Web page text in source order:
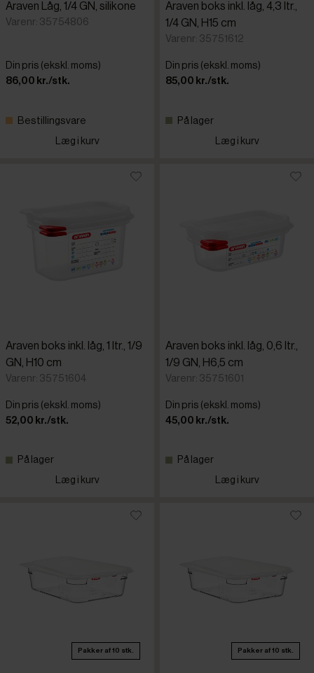
Araven Låg, 1/4 GN, silikone
Varenr: 35754806
Din pris (ekskl. moms)
86,00 kr./stk.
Bestillingsvare
Læg i kurv
Araven boks inkl. låg, 4,3 ltr.,
1/4 GN, H15 cm
Varenr: 35751612
Din pris (ekskl. moms)
85,00 kr./stk.
På lager
Læg i kurv
Araven boks inkl. låg, 1 ltr., 1/9
GN, H10 cm
Varenr: 35751604
Din pris (ekskl. moms)
52,00 kr./stk.
På lager
Læg i kurv
Araven boks inkl. låg, 0,6 ltr.,
1/9 GN, H6,5 cm
Varenr: 35751601
Din pris (ekskl. moms)
45,00 kr./stk.
På lager
Læg i kurv
Pakker af 10 stk. Pakker af 10 stk.